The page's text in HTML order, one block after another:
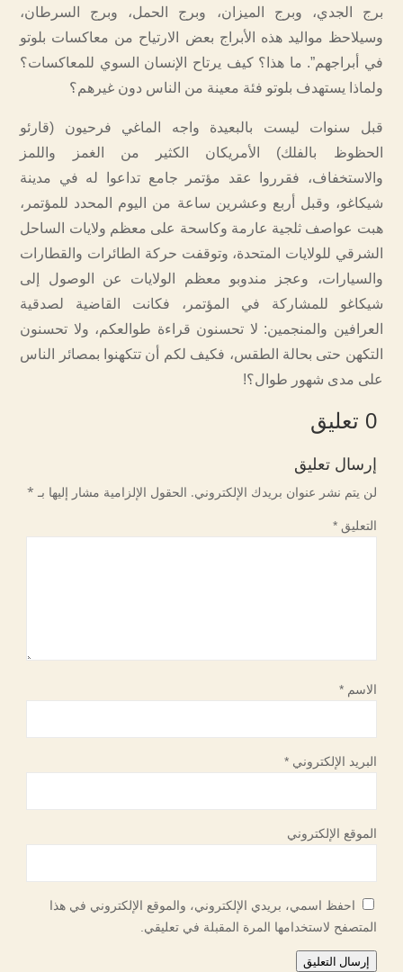
برج الجدي، وبرج الميزان، وبرج الحمل، وبرج السرطان،
وسيلاحظ مواليد هذه الأبراج بعض الارتياح من معاكسات بلوتو
في أبراجهم”. ما هذا؟ كيف يرتاح الإنسان السوي للمعاكسات؟
ولماذا يستهدف بلوتو فئة معينة من الناس دون غيرهم؟
قبل سنوات ليست بالبعيدة واجه الماغي فرحيون (قارئو
الحظوظ بالفلك) الأمريكان الكثير من الغمز واللمز
والاستخفاف، فقرروا عقد مؤتمر جامع تداعوا له في مدينة
شيكاغو، وقبل أربع وعشرين ساعة من اليوم المحدد للمؤتمر،
هبت عواصف ثلجية عارمة وكاسحة على معظم ولايات الساحل
الشرقي للولايات المتحدة، وتوقفت حركة الطائرات والقطارات
والسيارات، وعجز مندوبو معظم الولايات عن الوصول إلى
شيكاغو للمشاركة في المؤتمر، فكانت القاضية لصدقية
العرافين والمنجمين: لا تحسنون قراءة طوالعكم، ولا تحسنون
التكهن حتى بحالة الطقس، فكيف لكم أن تتكهنوا بمصائر الناس
على مدى شهور طوال؟!
0 تعليق
إرسال تعليق
لن يتم نشر عنوان بريدك الإلكتروني. الحقول الإلزامية مشار إليها بـ *
التعليق*
الاسم*
البريد الإلكتروني*
الموقع الإلكتروني
احفظ اسمي، بريدي الإلكتروني، والموقع الإلكتروني في هذا
المتصفح لاستخدامها المرة المقبلة في تعليقي.
إرسال التعليق